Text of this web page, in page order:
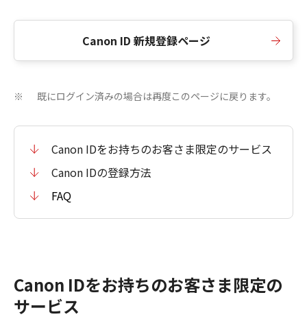
Canon ID 新規登録ページ
※ 既にログイン済みの場合は再度このページに戻ります。
Canon IDをお持ちのお客さま限定のサービス
Canon IDの登録方法
FAQ
Canon IDをお持ちのお客さま限定の
サービス